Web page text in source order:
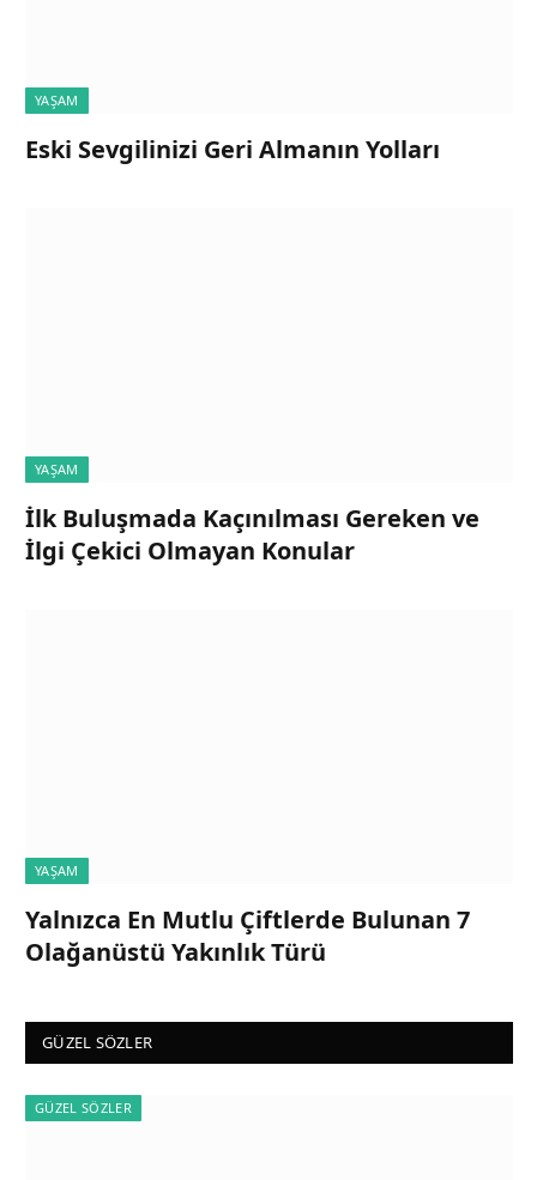
YAŞAM
Eski Sevgilinizi Geri Almanın Yolları
YAŞAM
İlk Buluşmada Kaçınılması Gereken ve
İlgi Çekici Olmayan Konular
YAŞAM
Yalnızca En Mutlu Çiftlerde Bulunan 7
Olağanüstü Yakınlık Türü
GÜZEL SÖZLER
GÜZEL SÖZLER